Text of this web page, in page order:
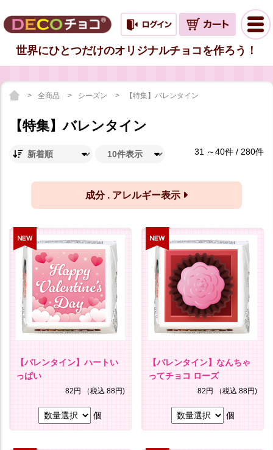
世界にひとつだけのオリジナルチョコを作ろう！
全商品 シーズン 【特集】バレンタイン
【特集】バレンタイン
31 ～40件 / 280件
成分 . アレルギー表示
【バレンタイン】ハートい
っぱい
82円 （税込 88円)
個
【バレンタイン】なんちゃ
ってチョコ ローズ
82円 （税込 88円)
個